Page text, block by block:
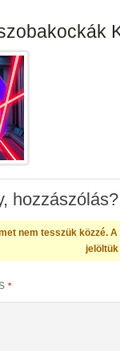
hozzászólás?
nem tesszük közzé. A
jelöltük
*